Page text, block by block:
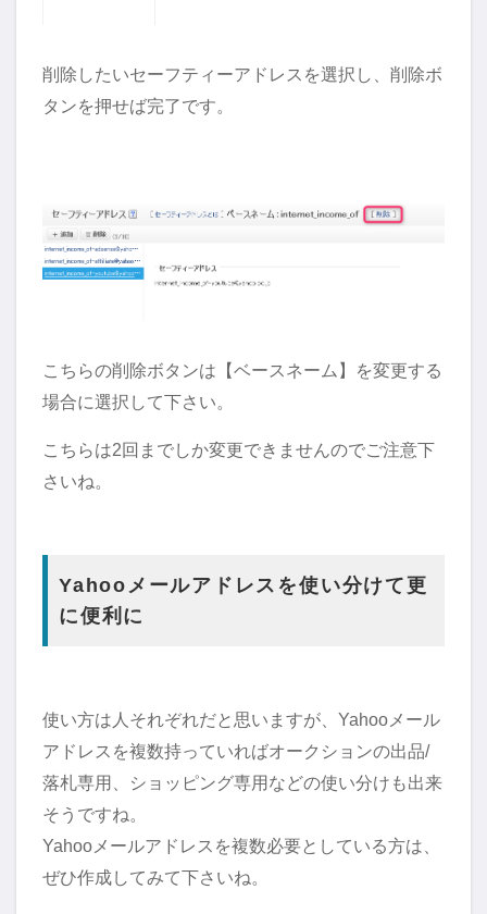
削除したいセーフティーアドレスを選択し、削除ボ
タンを押せば完了です。
こちらの削除ボタンは【ベースネーム】を変更する
場合に選択して下さい。
こちらは2回までしか変更できませんのでご注意下
さいね。
Yahooメールアドレスを使い分けて更
に便利に
使い方は人それぞれだと思いますが、Yahooメール
アドレスを複数持っていればオークションの出品/
落札専用、ショッピング専用などの使い分けも出来
そうですね。
Yahooメールアドレスを複数必要としている方は、
ぜひ作成してみて下さいね。